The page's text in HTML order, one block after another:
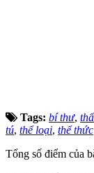
Tags: bí thư,
tú, thể loại, thể thức
Tổng số điểm của